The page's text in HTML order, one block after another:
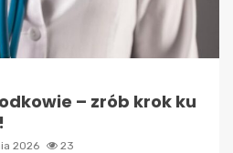
– zrób krok ku
2026 23